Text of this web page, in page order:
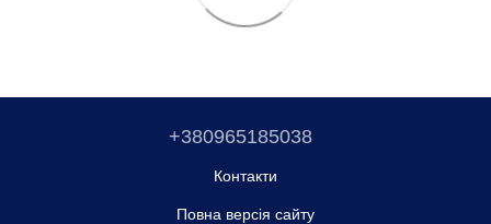
+380965185038
Контакти
Повна версія сайту